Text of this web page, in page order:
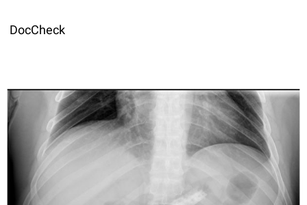
DocCheck